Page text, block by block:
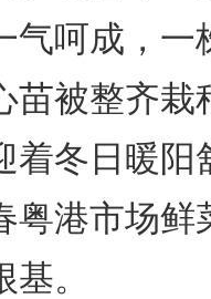
气呵成，一
苗被整齐栽
着冬日暖阳
粤港市场鲜
。